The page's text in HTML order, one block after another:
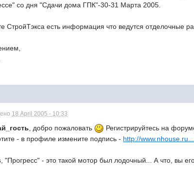
со дня "Cдачи дома ГПК"-30-31 Марта 2005.
CтройТэкса есть информация что ведутся отделочные
18 April 2005 - 10:33
, добро пожаловать
Регистрируйтесь на
- в профиле измените подпись - http://
, "Прогресс" - это такой мотор был лодочный... А что, вы